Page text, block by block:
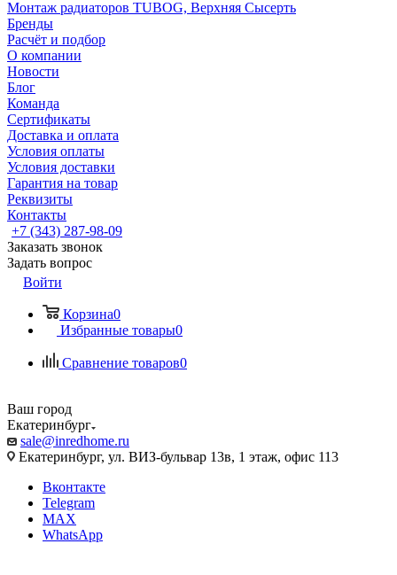
Монтаж радиаторов TUBOG, Верхняя Сысерть
Бренды
Расчёт и подбор
О компании
Новости
Блог
Команда
Сертификаты
Доставка и оплата
Условия оплаты
Условия доставки
Гарантия на товар
Реквизиты
Контакты
+7 (343) 287-98-09
Заказать звонок
Задать вопрос
Войти
Корзина0
Избранные товары0
Сравнение товаров0
Ваш город
Екатеринбург
sale@inredhome.ru
Екатеринбург, ул. ВИЗ-бульвар 13в, 1 этаж, офис 113
Вконтакте
Telegram
MAX
WhatsApp